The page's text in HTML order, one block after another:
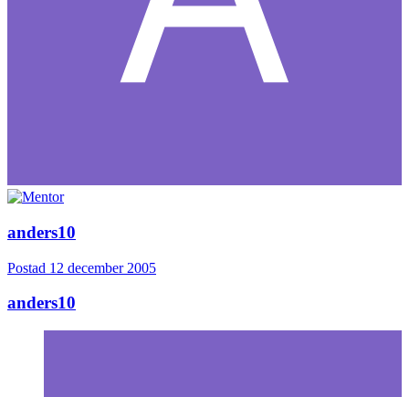
anders10
Postad 12 december 2005
anders10